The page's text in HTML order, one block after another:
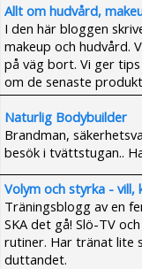
Allt om hudvård,
I den här bloggen
makeup och hudvård.
på väg bort. Vi ger
om de senaste
Naturlig Bodybuilder
Brandman,
besök i tvättstugan..
Volym och styrka - vill,
Träningsblogg av en
SKA det gå! Slö-TV
rutiner. Har tränat lite
duttandet.